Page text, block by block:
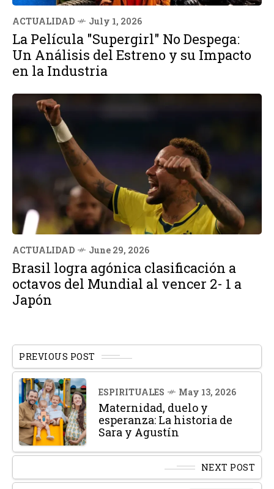
ACTUALIDAD July 1, 2026
La Película "Supergirl" No Despega:
Un Análisis del Estreno y su Impacto
en la Industria
ACTUALIDAD June 29, 2026
Brasil logra agónica clasificación a
octavos del Mundial al vencer 2- 1 a
Japón
PREVIOUS POST
ESPIRITUALES May 13, 2026
Maternidad, duelo y
esperanza: La historia de
Sara y Agustín
NEXT POST